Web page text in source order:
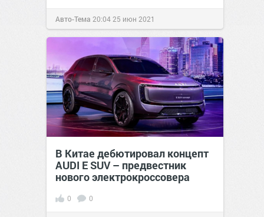
Авто-Тема 20:04 25 июн 2021
В Китае дебютировал концепт
AUDI E SUV – предвестник
нового электрокроссовера
0 0